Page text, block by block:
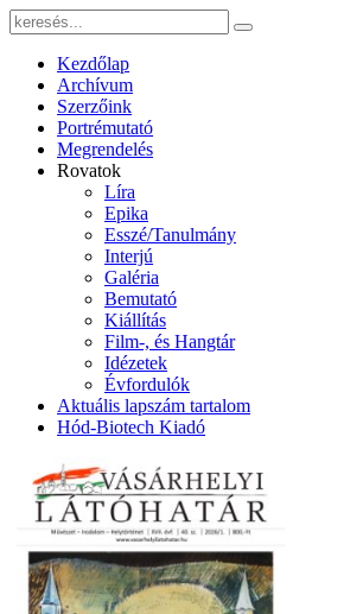
Kezdőlap
Archívum
Szerzőink
Portrémutató
Megrendelés
Rovatok
Líra
Epika
Esszé/Tanulmány
Interjú
Galéria
Bemutató
Kiállítás
Film-, és Hangtár
Idézetek
Évfordulók
Aktuális lapszám tartalom
Hód-Biotech Kiadó